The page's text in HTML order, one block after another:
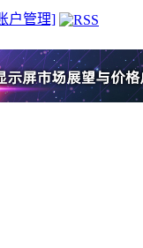
户管理]